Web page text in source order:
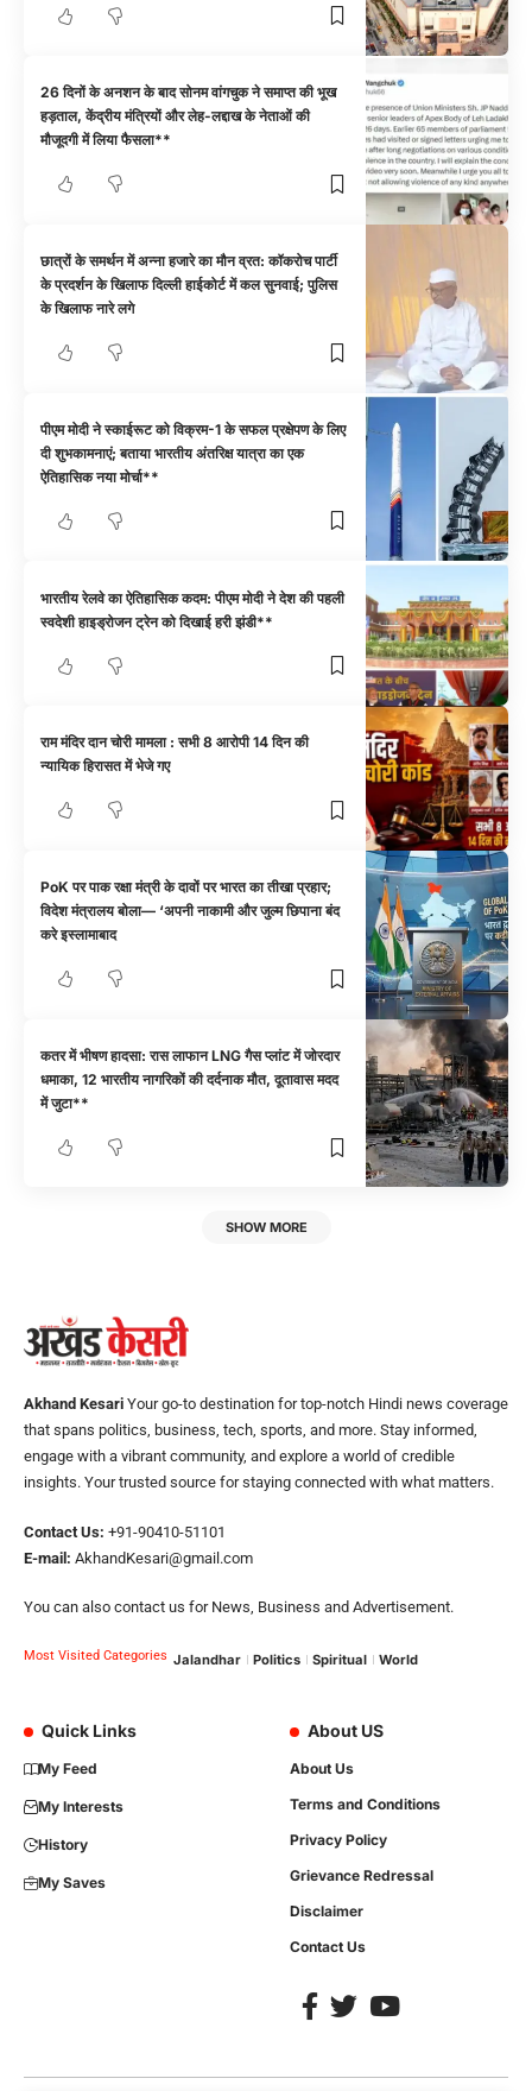
26 दिनों के अनशन के बाद सोनम वांगचुक ने समाप्त की भूख
हड़ताल, केंद्रीय मंत्रियों और लेह-लद्दाख के नेताओं की
मौजूदगी में लिया फैसला**
छात्रों के समर्थन में अन्ना हजारे का मौन व्रत: कॉकरोच पार्टी
के प्रदर्शन के खिलाफ दिल्ली हाईकोर्ट में कल सुनवाई; पुलिस
के खिलाफ नारे लगे
पीएम मोदी ने स्काईरूट को विक्रम-1 के सफल प्रक्षेपण के लिए
दी शुभकामनाएं; बताया भारतीय अंतरिक्ष यात्रा का एक
ऐतिहासिक नया मोर्चा**
भारतीय रेलवे का ऐतिहासिक कदम: पीएम मोदी ने देश की पहली
स्वदेशी हाइड्रोजन ट्रेन को दिखाई हरी झंडी**
राम मंदिर दान चोरी मामला : सभी 8 आरोपी 14 दिन की
न्यायिक हिरासत में भेजे गए
PoK पर पाक रक्षा मंत्री के दावों पर भारत का तीखा प्रहार;
विदेश मंत्रालय बोला— ‘अपनी नाकामी और जुल्म छिपाना बंद
करे इस्लामाबाद
कतर में भीषण हादसा: रास लाफान LNG गैस प्लांट में जोरदार
धमाका, 12 भारतीय नागरिकों की दर्दनाक मौत, दूतावास मदद
में जुटा**
SHOW MORE
Akhand Kesari Your go-to destination for top-notch Hindi news coverage
that spans politics, business, tech, sports, and more. Stay informed,
engage with a vibrant community, and explore a world of credible
insights. Your trusted source for staying connected with what matters.
Contact Us: +91-90410-51101
E-mail: AkhandKesari@gmail.com
You can also contact us for News, Business and Advertisement.
Most Visited Categories Jalandhar Politics Spiritual World
Quick Links
My Feed
My Interests
History
My Saves
About US
About Us
Terms and Conditions
Privacy Policy
Grievance Redressal
Disclaimer
Contact Us